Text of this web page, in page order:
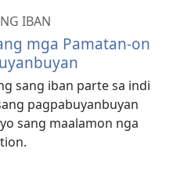
IBAN
mga Pamatan-on
sang iban parte sa indi
pagpabuyanbuyan
sang maalamon nga